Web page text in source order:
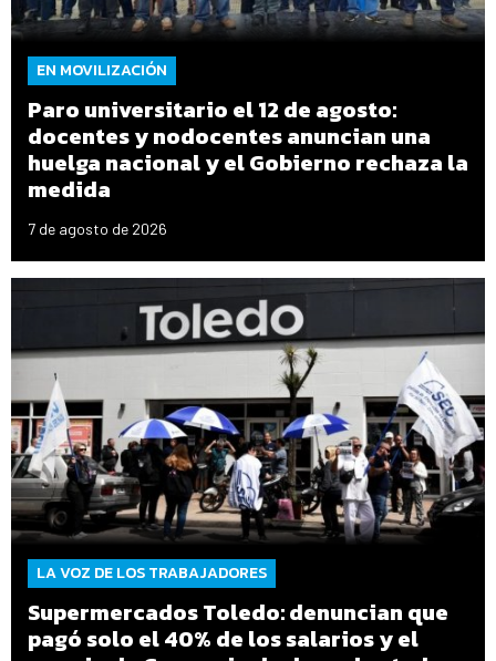
EN MOVILIZACIÓN
Paro universitario el 12 de agosto:
docentes y nodocentes anuncian una
huelga nacional y el Gobierno rechaza la
medida
7 de agosto de 2026
LA VOZ DE LOS TRABAJADORES
Supermercados Toledo: denuncian que
pagó solo el 40% de los salarios y el